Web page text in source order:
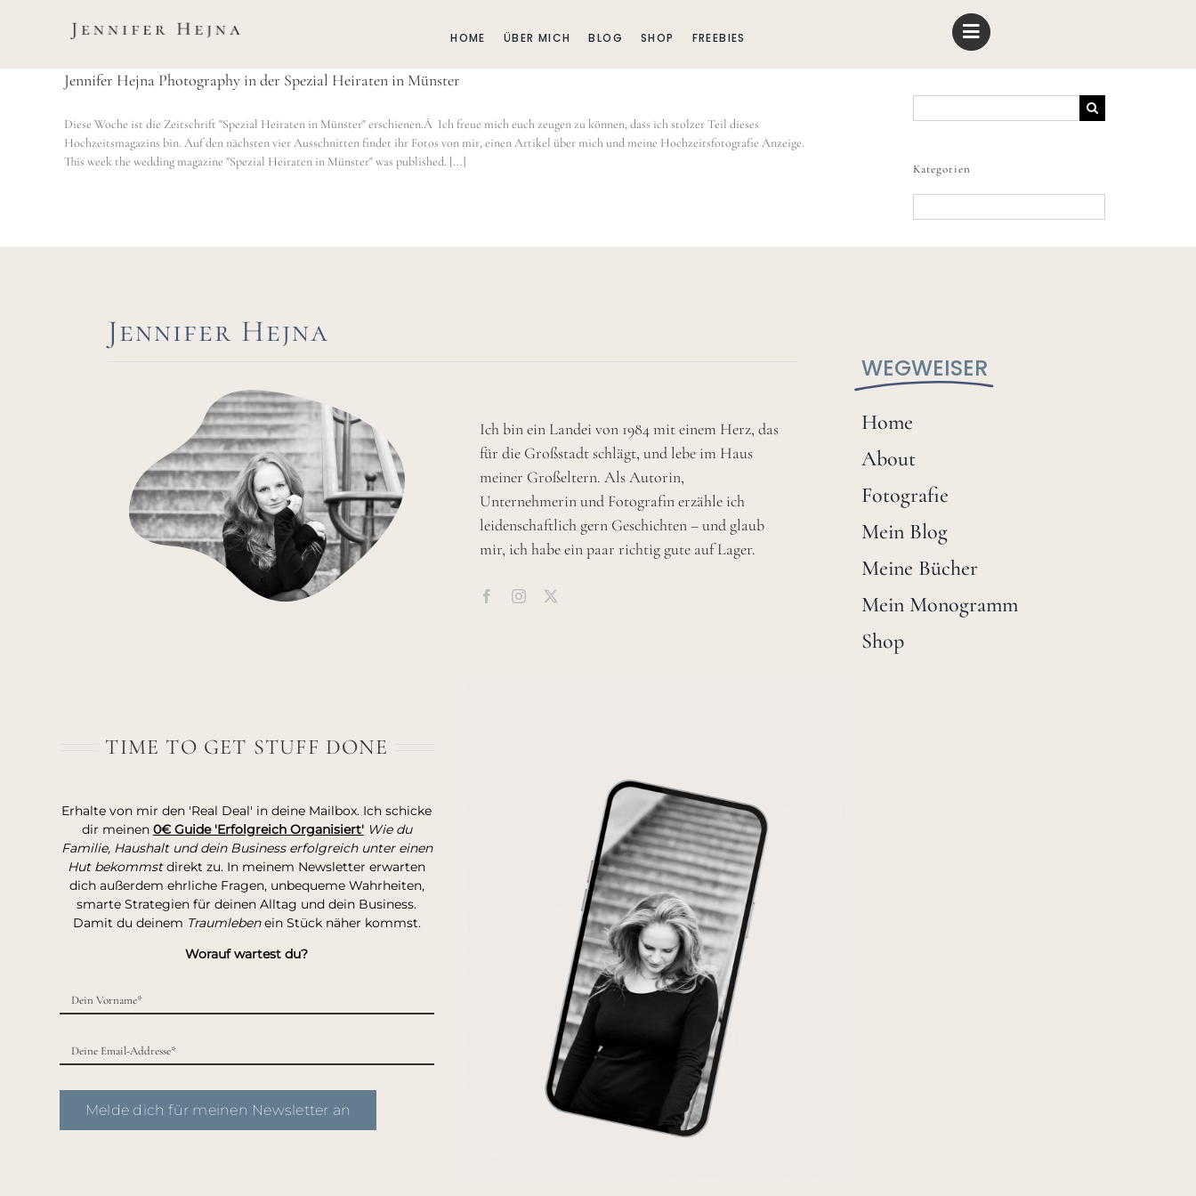
HOME ÜBER MICH BLOG SHOP FREEBIES
Jennifer Hejna Photography in der Spezial Heiraten in Münster
Diese Woche ist die Zeitschrift "Spezial Heiraten in Münster" erschienen.Â Ich freue mich euch zeugen zu können, dass ich stolzer Teil dieses
Hochzeitsmagazins bin. Auf den nächsten vier Ausschnitten findet ihr Fotos von mir, einen Artikel über mich und meine Hochzeitsfotografie Anzeige.
This week the wedding magazine "Spezial Heiraten in Münster" was published. [...]
nach:
Kategorien
Jennifer Hejna
Ich bin ein Landei von 1984 mit einem Herz, das
für die Großstadt schlägt, und lebe im Haus
meiner Großeltern. Als Autorin,
Unternehmerin und Fotografin erzähle ich
leidenschaftlich gern Geschichten – und glaub
mir, ich habe ein paar richtig gute auf Lager.
WEGWEISER
Home
About
Fotografie
Mein Blog
Meine Bücher
Mein Monogramm
Shop
TIME TO GET STUFF DONE
Erhalte von mir den 'Real Deal' in deine Mailbox. Ich schicke
dir meinen 0€ Guide 'Erfolgreich Organisiert' Wie du
Familie, Haushalt und dein Business erfolgreich unter einen
Hut bekommstdirekt zu. In meinem Newsletter erwarten
dich außerdem ehrliche Fragen, unbequeme Wahrheiten,
smarte Strategien für deinen Alltag und dein Business.
Damit du deinem Traumlebenein Stück näher kommst.
Worauf wartest du?
Melde dich für meinen Newsletter an